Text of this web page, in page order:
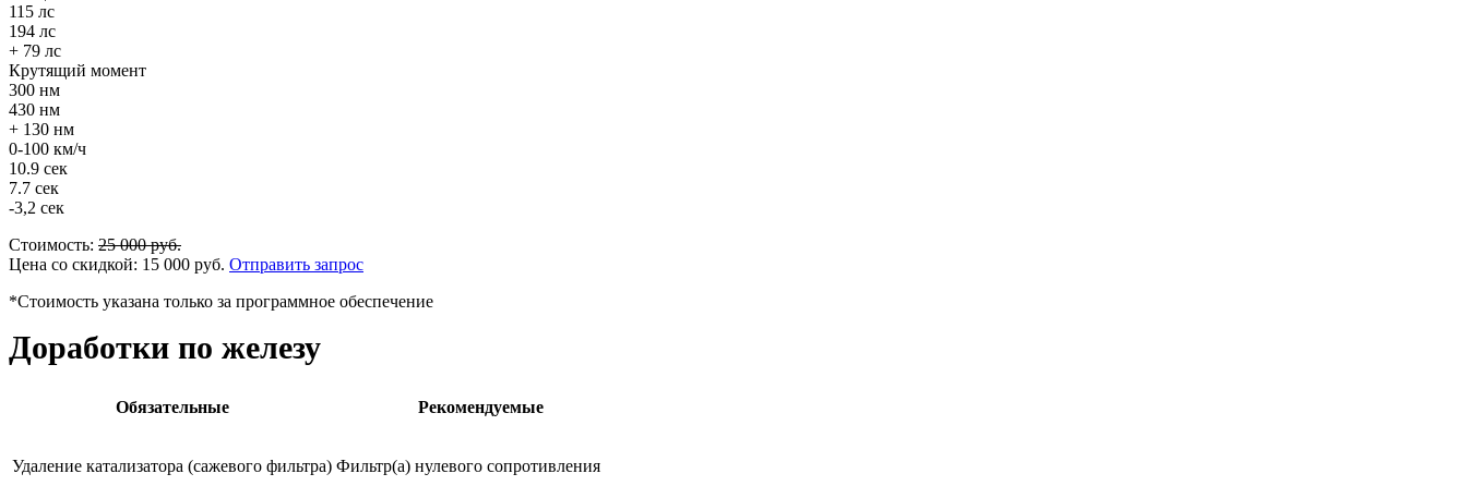
115 лс
194 лс
+ 79 лс
Крутящий момент
300 нм
430 нм
+ 130 нм
0-100 км/ч
10.9 сек
7.7 сек
-3,2 сек
Стоимость: 25 000руб.
Цена со скидкой: 15 000 руб. Отправить запрос
*Стоимость указана только за программное обеспечение
Доработки по железу
Обязательные Рекомендуемые
Удаление катализатора (сажевого фильтра) Фильтр(а) нулевого сопротивления